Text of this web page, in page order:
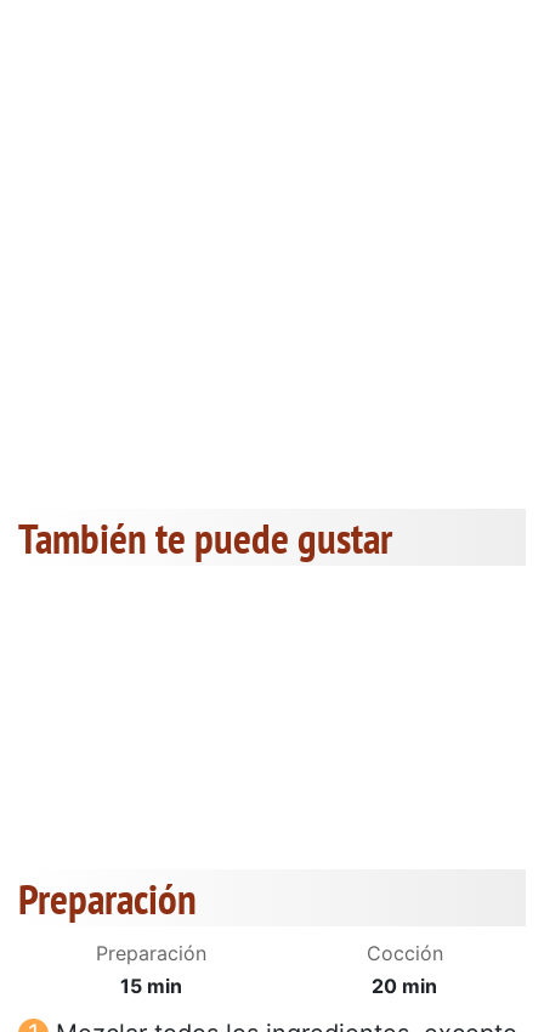
También te puede gustar
Preparación
Preparación
15 min
Cocción
20 min